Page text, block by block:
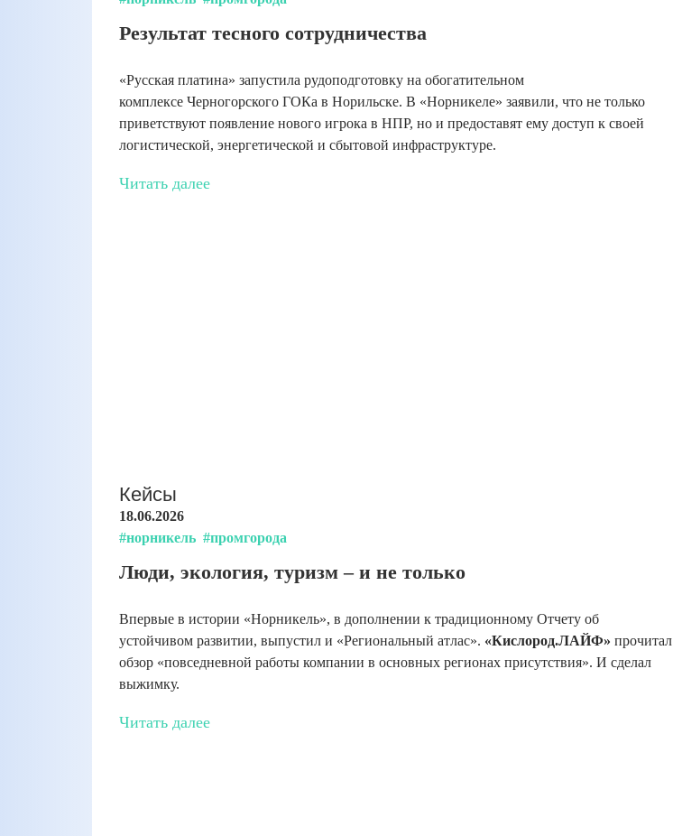
Результат тесного сотрудничества
«Русская платина» запустила рудоподготовку на обогатительном
комплексе Черногорского ГОКа в Норильске. В «Норникеле» заявили, что не только
приветствуют появление нового игрока в НПР, но и предоставят ему доступ к своей
логистической, энергетической и сбытовой инфраструктуре.
Читать далее
Кейсы
18.06.2026
#норникель #промгорода
Люди, экология, туризм – и не только
Впервые в истории «Норникель», в дополнении к традиционному Отчету об
устойчивом развитии, выпустил и «Региональный атлас». «Кислород.ЛАЙФ» прочитал
обзор «повседневной работы компании в основных регионах присутствия». И сделал
выжимку.
Читать далее